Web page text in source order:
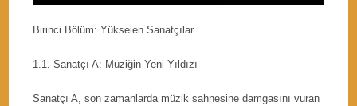
Birinci Bölüm: Yükselen Sanatçılar
1.1. Sanatçı A: Müziğin Yeni Yıldızı
Sanatçı A, son zamanlarda müzik sahnesine damgasını vuran